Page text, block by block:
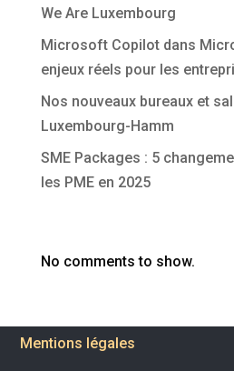
We Are Luxembourg
Microsoft Copilot dans
enjeux réels pour les
Nos nouveaux bureaux et
Luxembourg-Hamm
SME Packages : 5
les PME en 2025
No comments to show.
Mentions légales